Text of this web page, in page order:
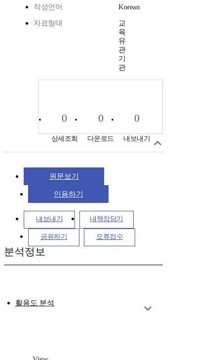
작성언어 Korean
자료형태
교
육
유
관
기
관
0
상세조회
0
다운로드
0
내보내기
원문보기
인용하기
내보내기 내책장담기
공유하기 오류접수
분석정보
활용도 분석